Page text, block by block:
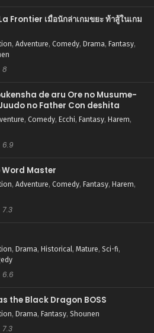
กล่าเกมขยะ ท้าสู้ในเกม
, Adventure, Comedy, Drama, Fantasy,
8
de aru Ore no Musume-
no Father Con deshita
, Comedy, Ecchi, Fantasy, Harem,
6.9
Word Master
, Adventure, Comedy, Fantasy, Harem,
7.3
, Drama, Historical, Mature, Sci-fi,
6.6
the Black Dragon BOSS
, Drama, Fantasy, Shounen
7.3